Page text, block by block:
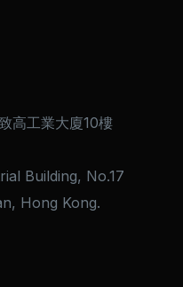
高工業大廈10樓
Building, No.17
Hong Kong.